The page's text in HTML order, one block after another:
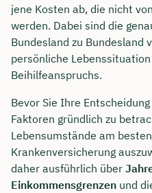
jene Kosten ab, die nicht
werden. Dabei sind die
Bundesland zu Bundesland
persönliche
Beihilfeanspruchs.
Bevor Sie Ihre
Faktoren gründlich zu
Lebensumstände am
Krankenversicherung
daher ausführlich über
Einkommensgrenzen und